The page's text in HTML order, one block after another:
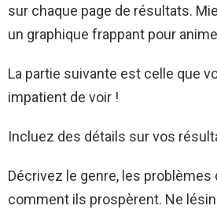
sur chaque page de résultats.
un graphique frappant pour
La partie suivante est celle que
impatient de voir !
Incluez des détails sur vos
Décrivez le genre, les problèmes
comment ils prospèrent. Ne